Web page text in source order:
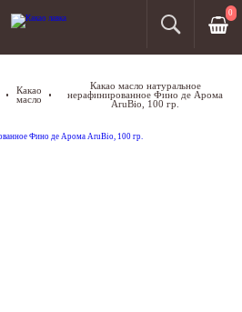
0
Какао
масло
Какао масло натуральное
нерафинированное Фино де Арома
AruBio, 100 гр.